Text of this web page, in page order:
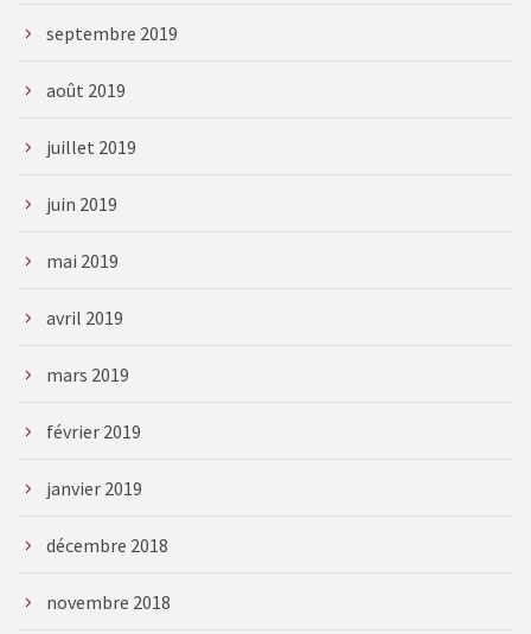
septembre 2019
août 2019
juillet 2019
juin 2019
mai 2019
avril 2019
mars 2019
février 2019
janvier 2019
décembre 2018
novembre 2018